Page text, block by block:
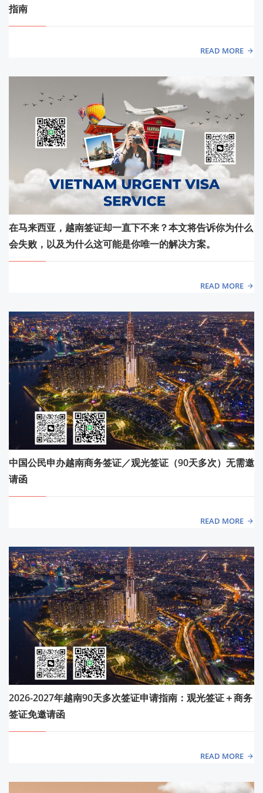
指南
READ MORE
在马来西亚，越南签证却一直下不来？本文将告诉你为什么
会失败，以及为什么这可能是你唯一的解决方案。
READ MORE
中国公民申办越南商务签证／观光签证（90天多次）无需邀
请函
READ MORE
2026-2027年越南90天多次签证申请指南：观光签证＋商务
签证免邀请函
READ MORE